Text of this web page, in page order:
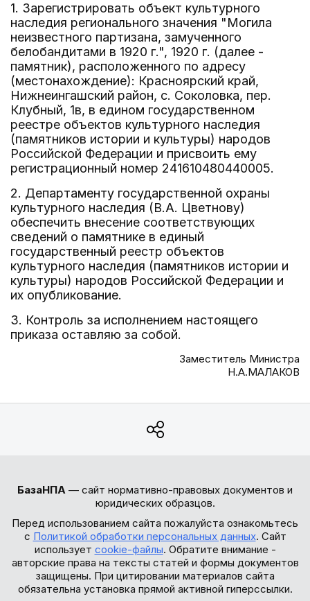
1. Зарегистрировать объект культурного
наследия регионального значения "Могила
неизвестного партизана, замученного
белобандитами в 1920 г.", 1920 г. (далее -
памятник), расположенного по адресу
(местонахождение): Красноярский край,
Нижнеингашский район, с. Соколовка, пер.
Клубный, 1в, в едином государственном
реестре объектов культурного наследия
(памятников истории и культуры) народов
Российской Федерации и присвоить ему
регистрационный номер 241610480440005.
2. Департаменту государственной охраны
культурного наследия (В.А. Цветнову)
обеспечить внесение соответствующих
сведений о памятнике в единый
государственный реестр объектов
культурного наследия (памятников истории и
культуры) народов Российской Федерации и
их опубликование.
3. Контроль за исполнением настоящего
приказа оставляю за собой.
Заместитель Министра
Н.А.МАЛАКОВ
БазаНПА — сайт нормативно-правовых документов и
юридических образцов.
Перед использованием сайта пожалуйста ознакомьтесь
с Политикой обработки персональных данных. Сайт
использует cookie-файлы. Обратите внимание -
авторские права на тексты статей и формы документов
защищены. При цитировании материалов сайта
обязательна установка прямой активной гиперссылки.